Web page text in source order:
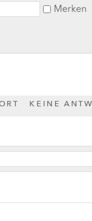
Merken
KEINE